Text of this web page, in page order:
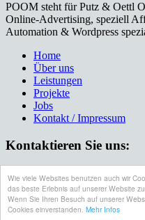
Wie viele Websites benutzen auch wir
das beste Erlebnis auf unserer Website
Wenn Sie Ihren Besuch auf unserer
Cookies einverstanden. Mehr Infos
POOM steht für Putz & Oettl
Online-Advertising, speziell
Automation & Wordpress
Home
Über uns
Leistungen
Projekte
Jobs
Kontakt / Impressum
Kontaktieren Sie uns:
info@poom.eu
© 2015 Putz & Oettl Online
Top